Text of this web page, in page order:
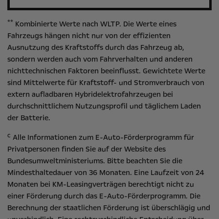
** Kombinierte Werte nach WLTP. Die Werte eines
Fahrzeugs hängen nicht nur von der effizienten
Ausnutzung des Kraftstoffs durch das Fahrzeug ab,
sondern werden auch vom Fahrverhalten und anderen
nichttechnischen Faktoren beeinflusst. Gewichtete Werte
sind Mittelwerte für Kraftstoff- und Stromverbrauch von
extern aufladbaren Hybridelektrofahrzeugen bei
durchschnittlichem Nutzungsprofil und täglichem Laden
der Batterie.
c Alle Informationen zum E-Auto-Förderprogramm für
Privatpersonen finden Sie auf der Website des
Bundesumweltministeriums. Bitte beachten Sie die
Mindesthaltedauer von 36 Monaten. Eine Laufzeit von 24
Monaten bei KM-Leasingverträgen berechtigt nicht zu
einer Förderung durch das E-Auto-Förderprogramm. Die
Berechnung der staatlichen Förderung ist überschlägig und